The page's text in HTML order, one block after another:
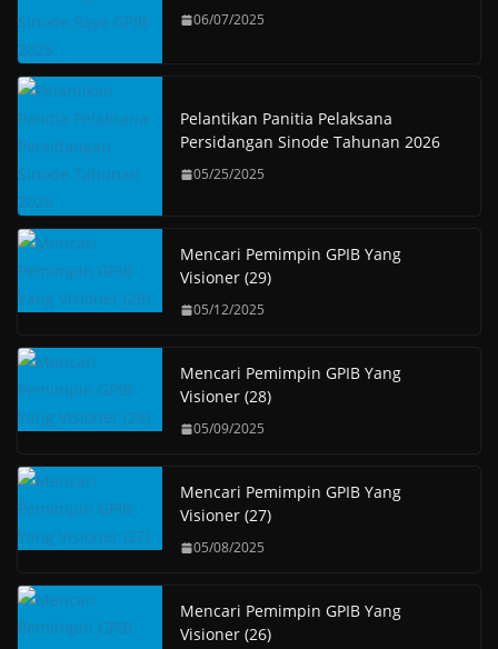
06/07/2025
Pelantikan Panitia Pelaksana
Persidangan Sinode Tahunan 2026
05/25/2025
Mencari Pemimpin GPIB Yang
Visioner (29)
05/12/2025
Mencari Pemimpin GPIB Yang
Visioner (28)
05/09/2025
Mencari Pemimpin GPIB Yang
Visioner (27)
05/08/2025
Mencari Pemimpin GPIB Yang
Visioner (26)